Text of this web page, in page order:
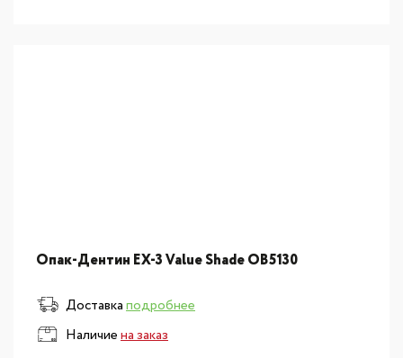
Опак-Дентин EX-3 Value Shade OB5130
Доставкаподробнее
Наличиена заказ